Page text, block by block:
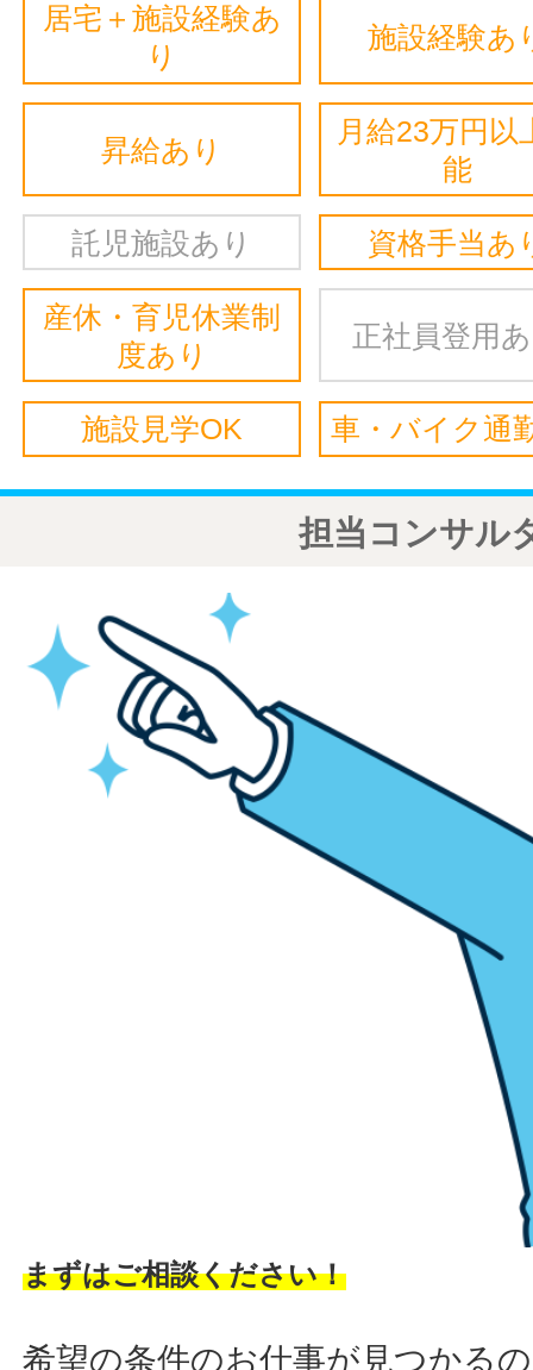
居宅＋施設経験あ
り
施設経験あ
昇給あり
月給23万円以
能
託児施設あり 資格手当あ
産休・育児休業制
度あり
正社員登用
施設見学OK 車・バイク通
担当コンサル
まずはご相談ください！
希望の条件のお仕事が見つかる